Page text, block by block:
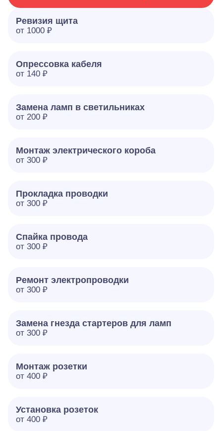
Ревизия щита
от 1000 ₽
Опрессовка кабеля
от 140 ₽
Замена ламп в светильниках
от 200 ₽
Монтаж электрического короба
от 300 ₽
Прокладка проводки
от 300 ₽
Спайка провода
от 300 ₽
Ремонт электропроводки
от 300 ₽
Замена гнезда стартеров для ламп
от 300 ₽
Монтаж розетки
от 400 ₽
Установка розеток
от 400 ₽